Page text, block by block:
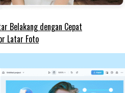
Belakang dengan Cepat
Latar Foto